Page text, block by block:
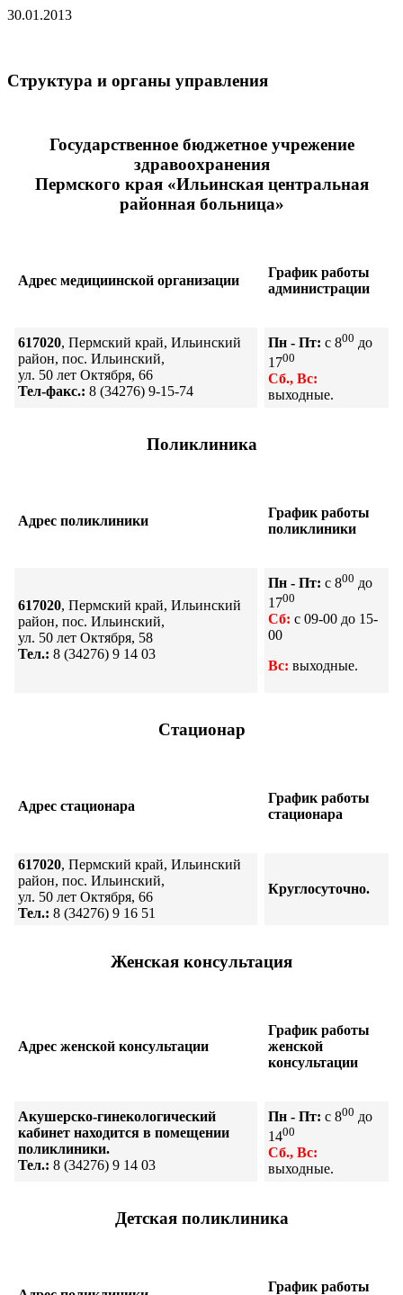
30.01.2013
Структура и органы управления
Государственное бюджетное учрежение
здравоохранения
Пермского края «Ильинская центральная
районная больница»
Адрес медициинской организации
График работы
администрации
617020, Пермский край, Ильинский
район, пос. Ильинский,
ул. 50 лет Октября, 66
Тел-факс.: 8 (34276) 9-15-74
Пн - Пт: с 800 до
1700
Сб., Вс:
выходные.
Поликлиника
Адрес поликлиники
График работы
поликлиники
617020, Пермский край, Ильинский
район, пос. Ильинский,
ул. 50 лет Октября, 58
Тел.: 8 (34276) 9 14 03
Пн - Пт: с 800 до
1700
Сб: с 09-00 до 15-
00
Вс: выходные.
Стационар
Адрес стационара
График работы
стационара
617020, Пермский край, Ильинский
район, пос. Ильинский,
ул. 50 лет Октября, 66
Тел.: 8 (34276) 9 16 51
Круглосуточно.
Женская консультация
Адрес женской консультации
График работы
женской
консультации
Акушерско-гинекологический
кабинет находится в помещении
поликлиники.
Тел.: 8 (34276) 9 14 03
Пн - Пт: с 800 до
1400
Сб., Вс:
выходные.
Детская поликлиника
График работы